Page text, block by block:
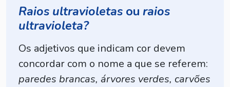
Raios ultravioletas ou raios
ultravioleta?
Os adjetivos que indicam cor devem
concordar com o nome a que se referem:
paredes brancas, árvores verdes, carvões